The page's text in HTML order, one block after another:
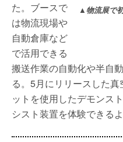
▲物流展で
た。ブースで
は物流現場や
自動倉庫など
で活用できる
搬送作業の自動化や半自
る。5月にリリースした
ットを使用したデモンス
シスト装置を体験できるよ